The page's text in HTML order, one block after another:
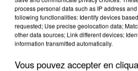
UN SECOND CADRE DE LA DZ
INTERPELLÉ EN ALGÉRIE
process personal data such as IP address
following functionalities: Identify devices
requested; Use precise geolocation data;
other data sources; Link different devices;
information transmitted automatically.
Vous pouvez accepter en